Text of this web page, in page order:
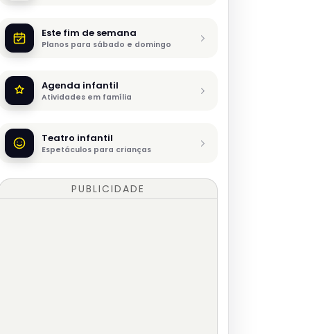
Este fim de semana
Planos para sábado e domingo
Agenda infantil
Atividades em família
Teatro infantil
Espetáculos para crianças
PUBLICIDADE